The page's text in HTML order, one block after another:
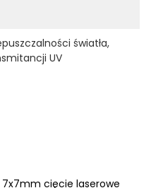
światła,
UV
7x7mm cięcie laserowe